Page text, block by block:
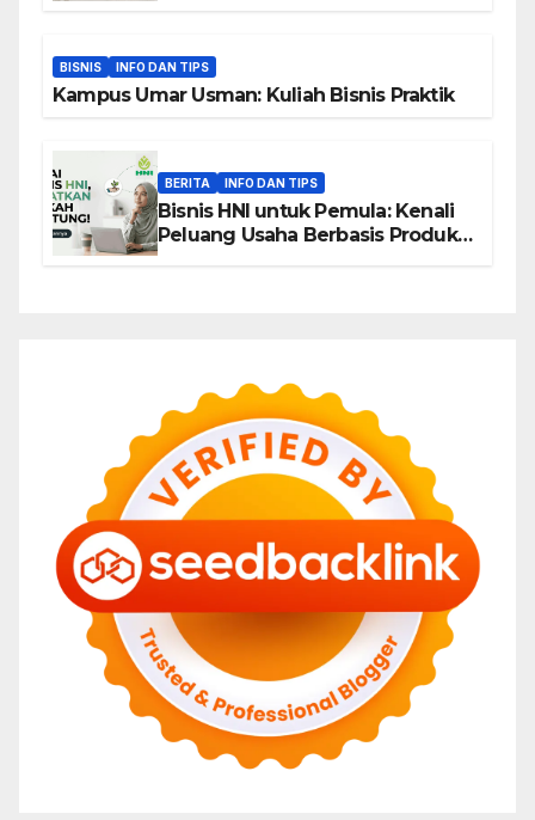
BISNIS INFO DAN TIPS
Kampus Umar Usman: Kuliah Bisnis Praktik
BERITA INFO DAN TIPS
Bisnis HNI untuk Pemula: Kenali
Peluang Usaha Berbasis Produk,